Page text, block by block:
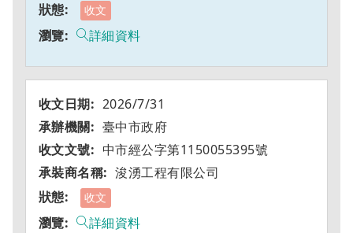
收文
詳細資料
2026/7/31
臺中市政府
中市經公字第1150055395號
浚湧工程有限公司
收文
詳細資料